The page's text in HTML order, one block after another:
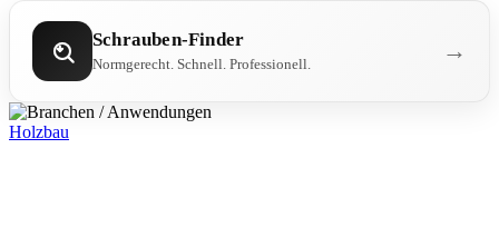
Schrauben-Finder
Normgerecht. Schnell. Professionell. →
Holzbau